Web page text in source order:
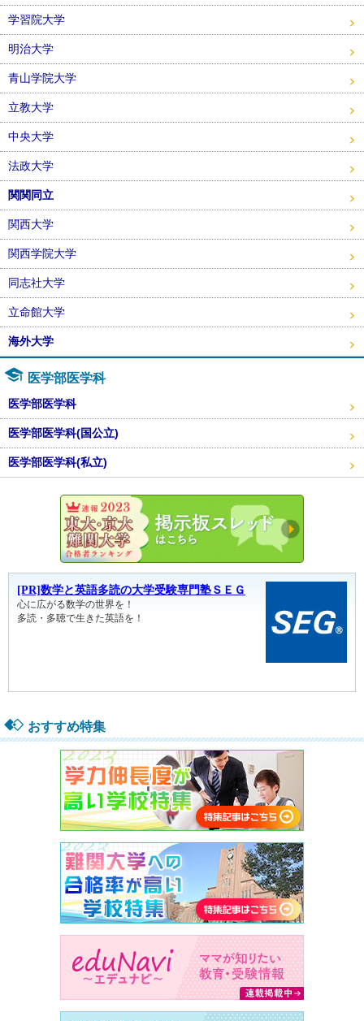
学習院大学
明治大学
青山学院大学
立教大学
中央大学
法政大学
関関同立
関西大学
関西学院大学
同志社大学
立命館大学
海外大学
医学部医学科
医学部医学科
医学部医学科(国公立)
医学部医学科(私立)
おすすめ特集